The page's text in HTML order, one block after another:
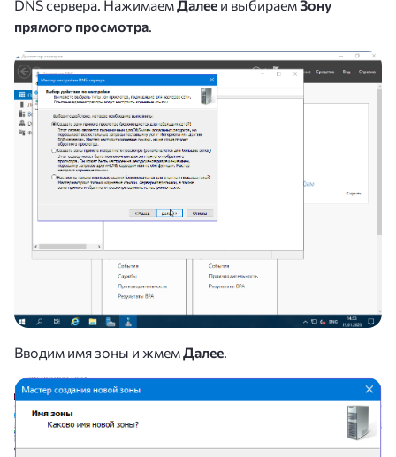
DNS сервера. НажимаемДалее и выбираемЗону
прямого просмотра.
Вводим имя зоны и жмемДалее.